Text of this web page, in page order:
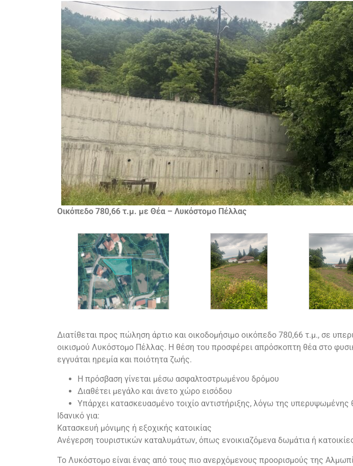
Οικόπεδο 780,66 τ.μ. με Θέα – Λυκόστομο Πέλλας
Διατίθεται προς πώληση άρτιο και οικοδομήσιμο οικόπεδο 780,66 τ.μ., σε
οικισμού Λυκόστομο Πέλλας. Η θέση του προσφέρει απρόσκοπτη θέα στο
εγγυάται ηρεμία και ποιότητα ζωής.
Η πρόσβαση γίνεται μέσω ασφαλτοστρωμένου δρόμου
Διαθέτει μεγάλο και άνετο χώρο εισόδου
Υπάρχει κατασκευασμένο τοιχίο αντιστήριξης, λόγω της υπερυψωμένης
Ιδανικό για:
Κατασκευή μόνιμης ή εξοχικής κατοικίας
Ανέγερση τουριστικών καταλυμάτων, όπως ενοικιαζόμενα δωμάτια ή
Το Λυκόστομο είναι ένας από τους πιο ανερχόμενους προορισμούς της